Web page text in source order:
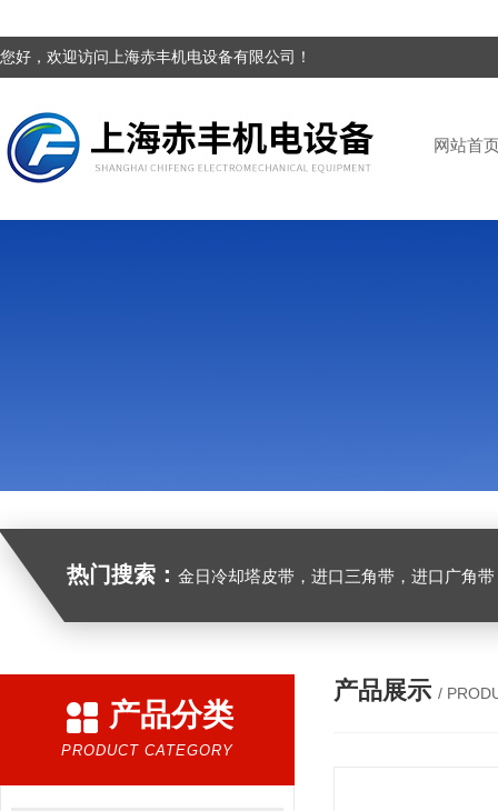
您好，欢迎访问上海赤丰机电设备有限公司！
网站首
热门搜索： 金日冷却塔皮带，进口三角带，进口广角带，进口同步带，进口空压机皮
产品分类
PRODUCT CATEGORY
产品展示 /